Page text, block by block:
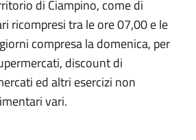
di Ciampino, come di
ricompresi tra le ore 07,00 e le
compresa la domenica, per
discount di
ed altri esercizi non
vari.